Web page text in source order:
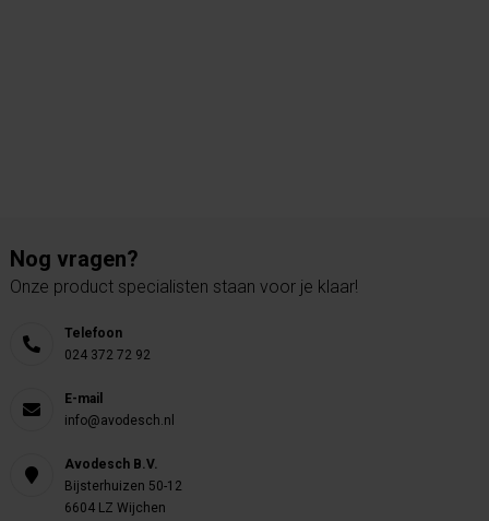
Nog vragen?
Onze product specialisten staan voor je klaar!
Telefoon
024 372 72 92
E-mail
info@avodesch.nl
Avodesch B.V.
Bijsterhuizen 50-12
6604 LZ Wijchen